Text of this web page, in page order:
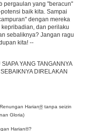
pergaulan yang "beracun"
baik kita. Sampai
dengan mereka
dan perilaku
sebaliknya? Jangan ragu
kita! --
YANG TANGANNYA
DIRELAKAN
Harian®tanpa seizin
Gloria)
Harian®?